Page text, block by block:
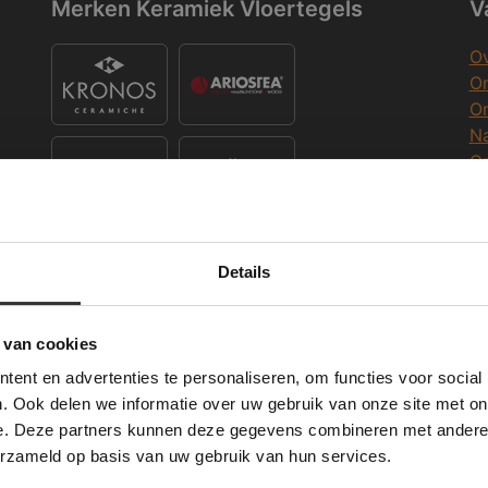
Details
cookies
en advertenties te personaliseren, om functies voor social
Ook delen we informatie over uw gebruik van onze site met
Deze partners kunnen deze gegevens combineren met
op basis van uw gebruik van hun services.
Merken Keramiek Vloertegels
Merken Keramiek Terrastegels
Merken Glasmozaïek
Deze website maakt gebruik van cookies.
gebruikt cookies om de gebruikerservaring te verbeteren. Door gebruik te
geeft u toestemming voor alle cookies in overeenstemming met ons
verder
ALLES ACCEPTEREN ALLES AFWIJZEN